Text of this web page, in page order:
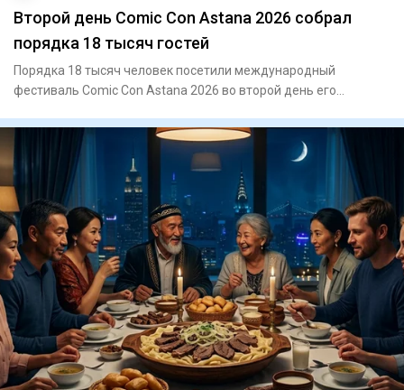
Второй день Comic Con Astana 2026 собрал
порядка 18 тысяч гостей
Порядка 18 тысяч человек посетили международный
фестиваль Comic Con Astana 2026 во второй день его